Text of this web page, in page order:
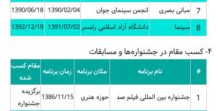
سینمای جوان 1390/02/04
1390/06/18
آزاد اسلامی رامسر
1391/07/02
1392/12/19
مکان برنامه زمان برنامه
مقام کسب
شده
فیلم صد
حوزه هنری 1386/11/15
جشنواره